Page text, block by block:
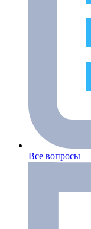
Все вопросы